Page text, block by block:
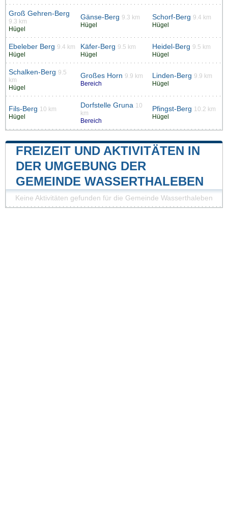
Groß Gehren-Berg
9.3 km
Hügel
Gänse-Berg 9.3 km
Hügel
Schorf-Berg 9.4 km
Hügel
Ebeleber Berg 9.4 km
Hügel
Käfer-Berg 9.5 km
Hügel
Heidel-Berg 9.5 km
Hügel
Schalken-Berg 9.5
km
Hügel
Großes Horn 9.9 km
Bereich
Linden-Berg 9.9 km
Hügel
Fils-Berg 10 km
Hügel
Dorfstelle Gruna 10
km
Bereich
Pfingst-Berg 10.2 km
Hügel
FREIZEIT UND AKTIVITÄTEN IN
DER UMGEBUNG DER
GEMEINDE WASSERTHALEBEN
Keine Aktivitäten gefunden für die Gemeinde Wasserthaleben